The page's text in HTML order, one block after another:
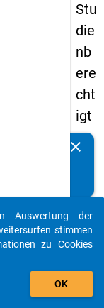
Stu
die
nb
ere
cht
igt
en
s
20
12
clear
auto_stories
add_shopping_cart
Auswertung der
stimmen
zu Cookies
OK